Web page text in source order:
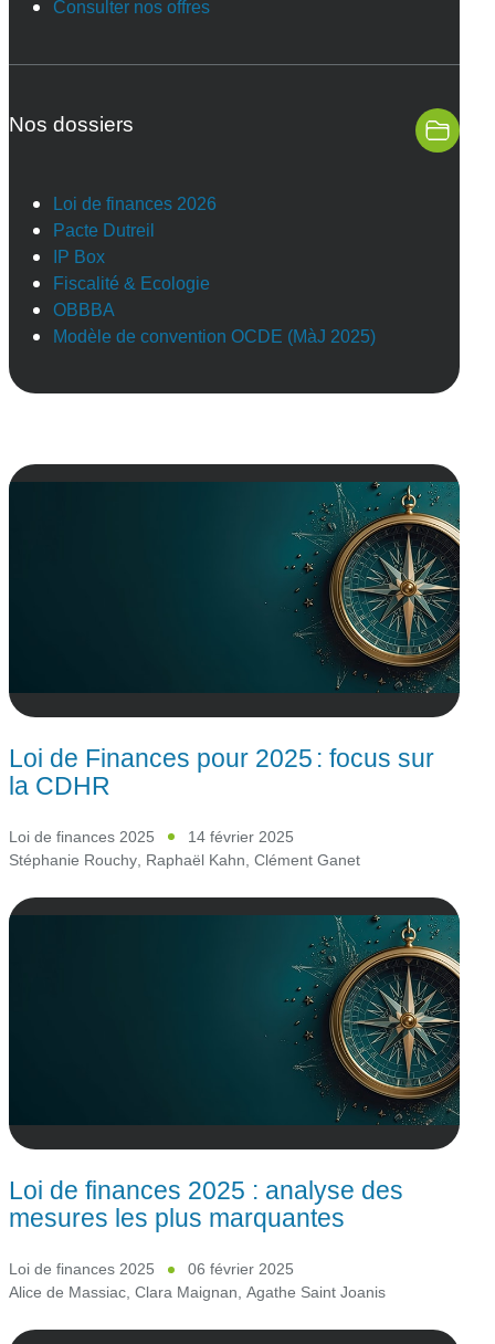
Consulter nos offres
Nos dossiers
Loi de finances 2026
Pacte Dutreil
IP Box
Fiscalité & Ecologie
OBBBA
Modèle de convention OCDE (MàJ 2025)
Loi de Finances pour 2025 : focus sur
la CDHR
Loi de finances 2025
14 février 2025
Stéphanie Rouchy Raphaël Kahn Clément Ganet
Loi de finances 2025 : analyse des
mesures les plus marquantes
Loi de finances 2025
06 février 2025
Alice de Massiac, Clara Maignan, Agathe Saint Joanis